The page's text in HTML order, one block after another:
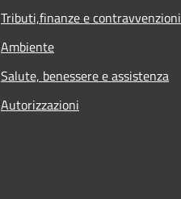
Tributi,finanze e contravvenzioni
Ambiente
Salute, benessere e assistenza
Autorizzazioni